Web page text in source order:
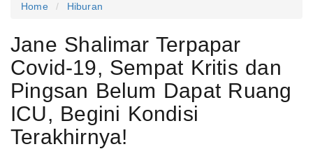
Home Hiburan
Jane Shalimar Terpapar
Covid-19, Sempat Kritis dan
Pingsan Belum Dapat Ruang
ICU, Begini Kondisi
Terakhirnya!